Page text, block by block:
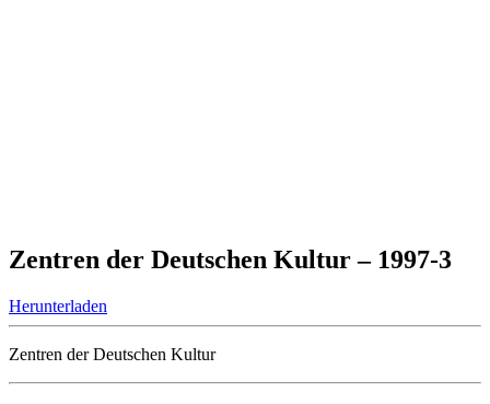
Zentren der Deutschen Kultur – 1997-3
Herunterladen
Zentren der Deutschen Kultur